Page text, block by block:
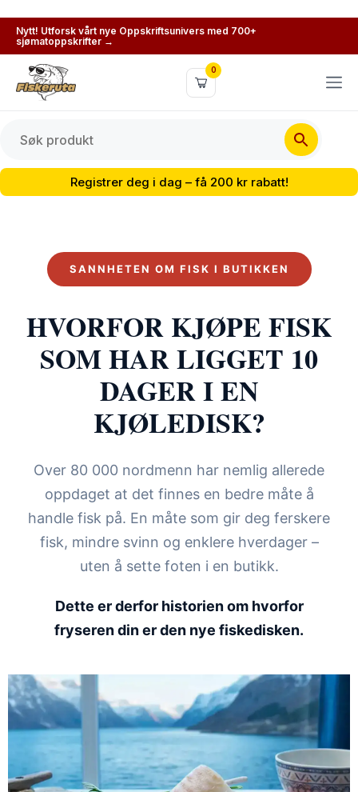
Nytt! Utforsk vårt nye Oppskriftsunivers med 700+
sjømatoppskrifter →
0
Registrer deg i dag – få 200 kr rabatt!
SANNHETEN OM FISK I BUTIKKEN
HVORFOR KJØPE FISK
SOM HAR LIGGET 10
DAGER I EN
KJØLEDISK?
Over 80 000 nordmenn har nemlig allerede
oppdaget at det finnes en bedre måte å
handle fisk på. En måte som gir deg ferskere
fisk, mindre svinn og enklere hverdager –
uten å sette foten i en butikk.
Dette er derfor historien om hvorfor
fryseren din er den nye fiskedisken.